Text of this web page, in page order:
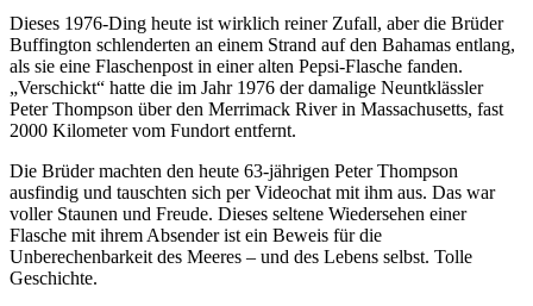
Dieses 1976-Ding heute ist wirklich reiner Zufall, aber die Brüder
Buffington schlenderten an einem Strand auf den Bahamas entlang,
als sie eine Flaschenpost in einer alten Pepsi-Flasche fanden.
„Verschickt“ hatte die im Jahr 1976 der damalige Neuntklässler
Peter Thompson über den Merrimack River in Massachusetts, fast
2000 Kilometer vom Fundort entfernt.
Die Brüder machten den heute 63-jährigen Peter Thompson
ausfindig und tauschten sich per Videochat mit ihm aus. Das war
voller Staunen und Freude. Dieses seltene Wiedersehen einer
Flasche mit ihrem Absender ist ein Beweis für die
Unberechenbarkeit des Meeres – und des Lebens selbst. Tolle
Geschichte.